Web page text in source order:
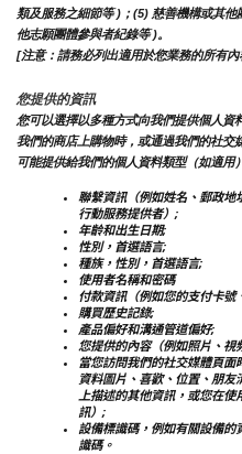
類及服務之細節等 )；(5) 慈善機構或其
他志願團體參與者紀錄等 )。
[注意：請務必列出適用於您業務的所有內
您提供的資訊
您可以選擇以多種方式向我們提供個人資
我們的商店上購物時，或通過我們的社交
可能提供給我們的個人資料類型（如適用
聯繫資訊（例如姓名、郵政地
行動服務提供者）;
年齡和出生日期;
性別，首選語言;
種族，性別，首選語言;
使用者名稱和密碼
付款資訊（例如您的支付卡
購買歷史記錄;
產品偏好和溝通管道偏好;
您提供的內容（例如照片、視
當您訪問我們的社交媒體頁
資料圖片、喜歡、位置、朋
上描述的其他資訊，或您在使
訊）;
設備標識碼，例如有關設備
識碼。